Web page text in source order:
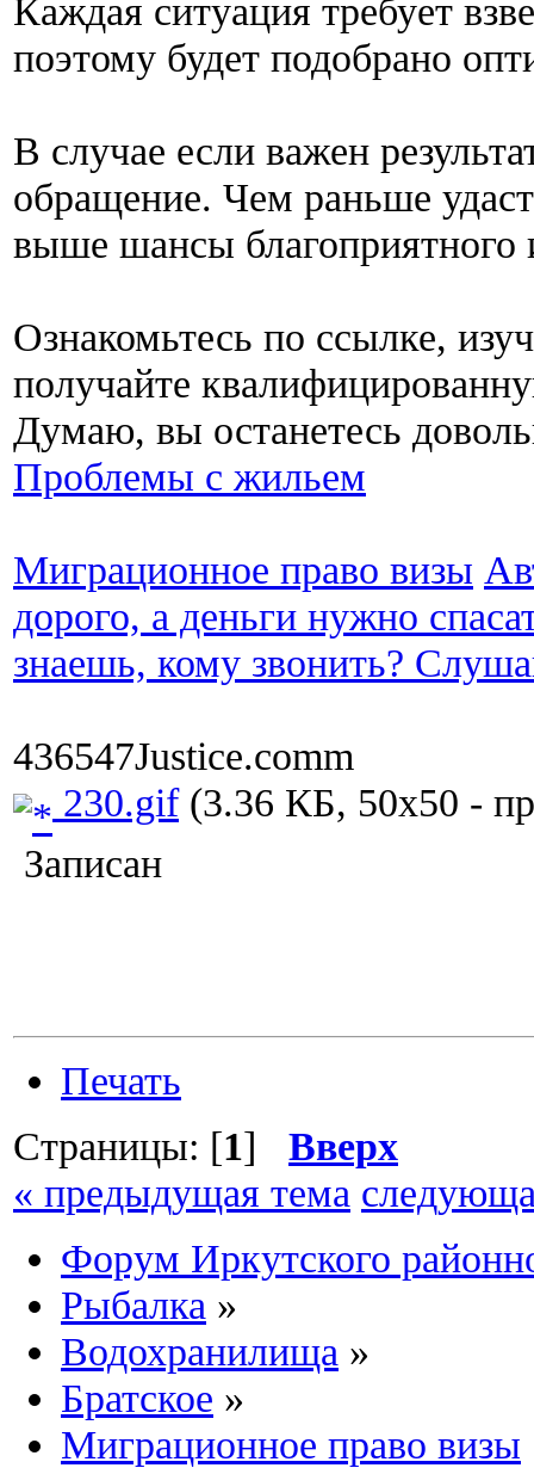
Каждая ситуация требует
поэтому будет подобрано
В случае если важен
обращение. Чем раньше
выше шансы благоприятного
Ознакомьтесь по ссылке,
получайте
Думаю, вы останетесь
Проблемы с жильем
Миграционное право визы
дорого, а деньги нужно
знаешь, кому звонить?
436547Justice.comm
230.gif(3.36 КБ, 50x50 -
Записан
Печать
Страницы: [1] Вверх
« предыдущая тема
Форум Иркутского
Рыбалка »
Водохранилища »
Братское »
Миграционное право визы